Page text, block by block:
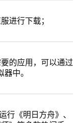
进行下载；
的应用，可以通过
中。
行《明日方舟》、